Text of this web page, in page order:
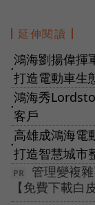
延伸閱讀
●
鴻海劉揚偉揮
打造電動車生
●
鴻海秀
客戶
●
高雄成鴻海電
打造智慧城市
管理變複
【免費下載白